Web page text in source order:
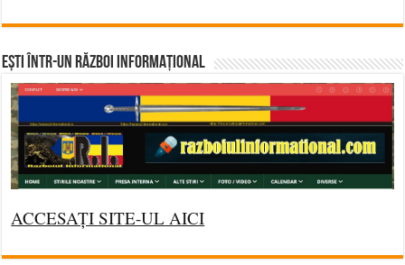
Ești într-un RĂZBOI INFORMAȚIONAL
ACCESAȚI SITE-UL AICI